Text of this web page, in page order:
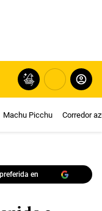
Machu Picchu Corredor
en